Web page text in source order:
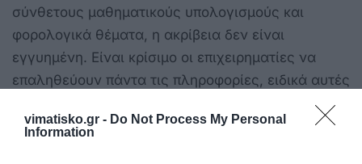
vimatisko.gr - Do Not Process My Personal
Information
σύνθετους μαθηματικούς υπολογισμούς και
φορολογικά θέματα, η ακρίβεια δεν είναι
εγγυημένη. Είναι κρίσιμο οι επιχειρηματίες να
επαληθεύουν πάντα τις πληροφορίες, ειδικά αυτές
επιχειρηματικά ζητήματα. Κάθε αποτέλεσμα πρέπει